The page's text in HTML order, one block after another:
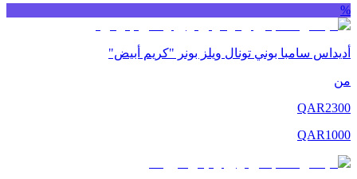
%
أديداس سامبا بوني تونال ويلز بونر "كريم أبيض"
من
QAR2300
QAR1000